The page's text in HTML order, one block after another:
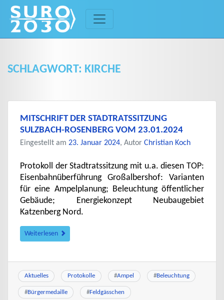
content
SCHLAGWORT: KIRCHE
MITSCHRIFT DER STADTRATSSITZUNG
SULZBACH-ROSENBERG VOM 23.01.2024
Eingestellt am 23. Januar 2024, Autor Christian Koch
Protokoll der Stadtratssitzung mit u.a. diesen TOP:
Eisenbahnüberführung Großalbershof: Varianten
für eine Ampelplanung; Beleuchtung öffentlicher
Gebäude; Energiekonzept Neubaugebiet
Katzenberg Nord.
Weiterlesen
Aktuelles Protokolle #Ampel #Beleuchtung
#Bürgermedaille #Feldgässchen